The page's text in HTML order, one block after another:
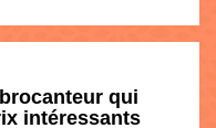
qui
intéressants